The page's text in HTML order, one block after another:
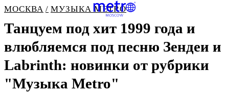
МОСКВА МУЗЫКА METRO
Танцуем под хит 1999 года и
влюбляемся под песню Зендеи и
Labrinth: новинки от рубрики
"Музыка Metro"